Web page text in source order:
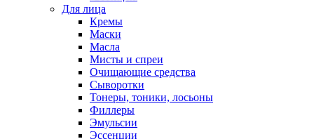
Для лица
Кремы
Маски
Масла
Мисты и спреи
Очищающие средства
Сыворотки
Тонеры, тоники, лосьоны
Филлеры
Эмульсии
Эссенции